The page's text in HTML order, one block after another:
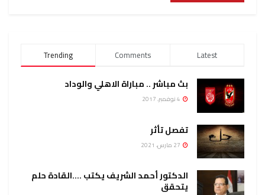
Trending Comments Latest
بث مباشر .. مباراة الاهلي والوداد
تفصل تأثر
الدكتور أحمد الشريف يكتب ….القادة حلم
يتحقق